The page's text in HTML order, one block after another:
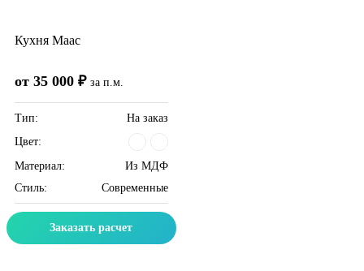
Кухня Маас
от 35 000 ₽ за п.м.
Тип:
На заказ
Цвет:
Материал:
Из МДФ
Стиль:
Современные
Заказать расчет